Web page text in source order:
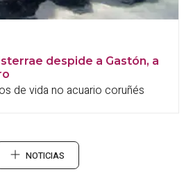
despide a Gastón, a
de vida no acuario coruñés
NOTICIAS